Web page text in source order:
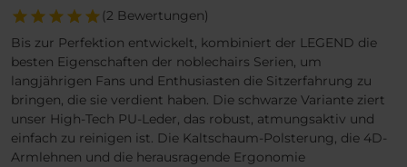
(2 Bewertungen)
Bis zur Perfektion entwickelt, kombiniert der LEGEND die
besten Eigenschaften der noblechairs Serien, um
langjährigen Fans und Enthusiasten die Sitzerfahrung zu
bringen, die sie verdient haben. Die schwarze Variante ziert
unser High-Tech PU-Leder, das robust, atmungsaktiv und
einfach zu reinigen ist. Die Kaltschaum-Polsterung, die 4D-
Armlehnen und die herausragende Ergonomie